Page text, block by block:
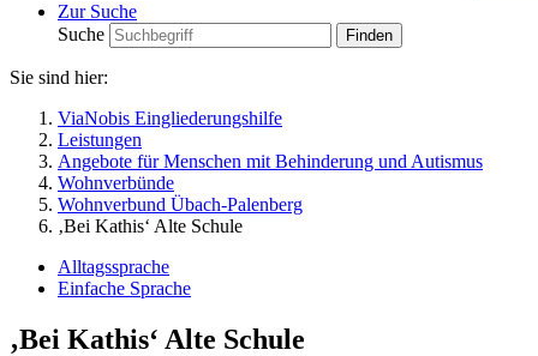
Zur Suche
Suche
Sie sind hier:
ViaNobis Eingliederungshilfe
Leistungen
Angebote für Menschen mit Behinderung und Autismus
Wohnverbünde
Wohnverbund Übach-Palenberg
‚Bei Kathis‘ Alte Schule
Alltagssprache
Einfache Sprache
‚Bei Kathis‘ Alte Schule